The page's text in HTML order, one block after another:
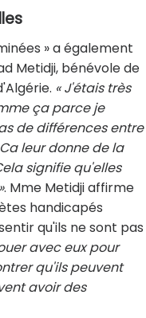
» a également
Metidji, bénévole de
« J'étais très
ça parce je
de différences entre
Ca leur donne de la
signifie qu'elles
. Mme Metidji affirme
handicapés
qu'ils ne sont pas
avec eux pour
qu'ils peuvent
avoir des